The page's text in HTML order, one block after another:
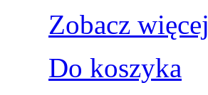
Zobacz więcej
Do koszyka